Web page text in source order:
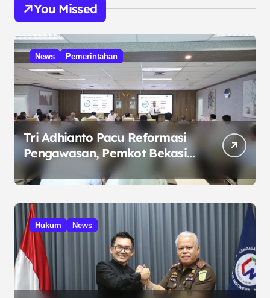
You Missed
News Pemerintahan
Tri Adhianto Pacu Reformasi
Pengawasan, Pemkot Bekasi
Targetkan Skor MCSP KPK
Naik
Hukum News